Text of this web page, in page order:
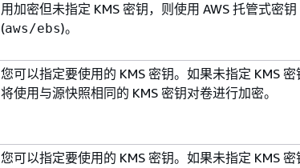
用加密但未指定 KMS 密钥，则使用 AWS 托管式密钥
(aws/ebs)。
您可以指定要使用的 KMS 密钥。如果未指定 KMS 密
将使用与源快照相同的 KMS 密钥对卷进行加密。
您可以指定要使用的 KMS 密钥。如果未指定 KMS 密